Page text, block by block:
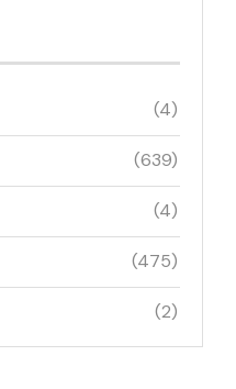
(4)
(639)
(4)
(475)
(2)